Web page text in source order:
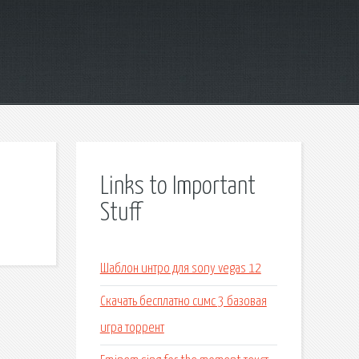
Links to Important
Stuff
Шаблон интро для sony vegas 12
Скачать бесплатно симс 3 базовая
игра торрент